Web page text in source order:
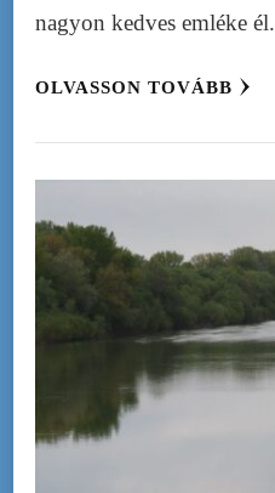
nagyon kedves emléke él.
OLVASSON TOVÁBB